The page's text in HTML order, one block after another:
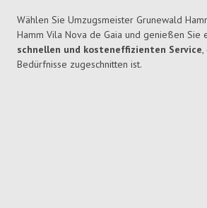
Wählen Sie Umzugsmeister Grunewald
Hamm Vila Nova de Gaia und genießen Sie
schnellen und kosteneffizienten Service,
Bedürfnisse zugeschnitten ist.